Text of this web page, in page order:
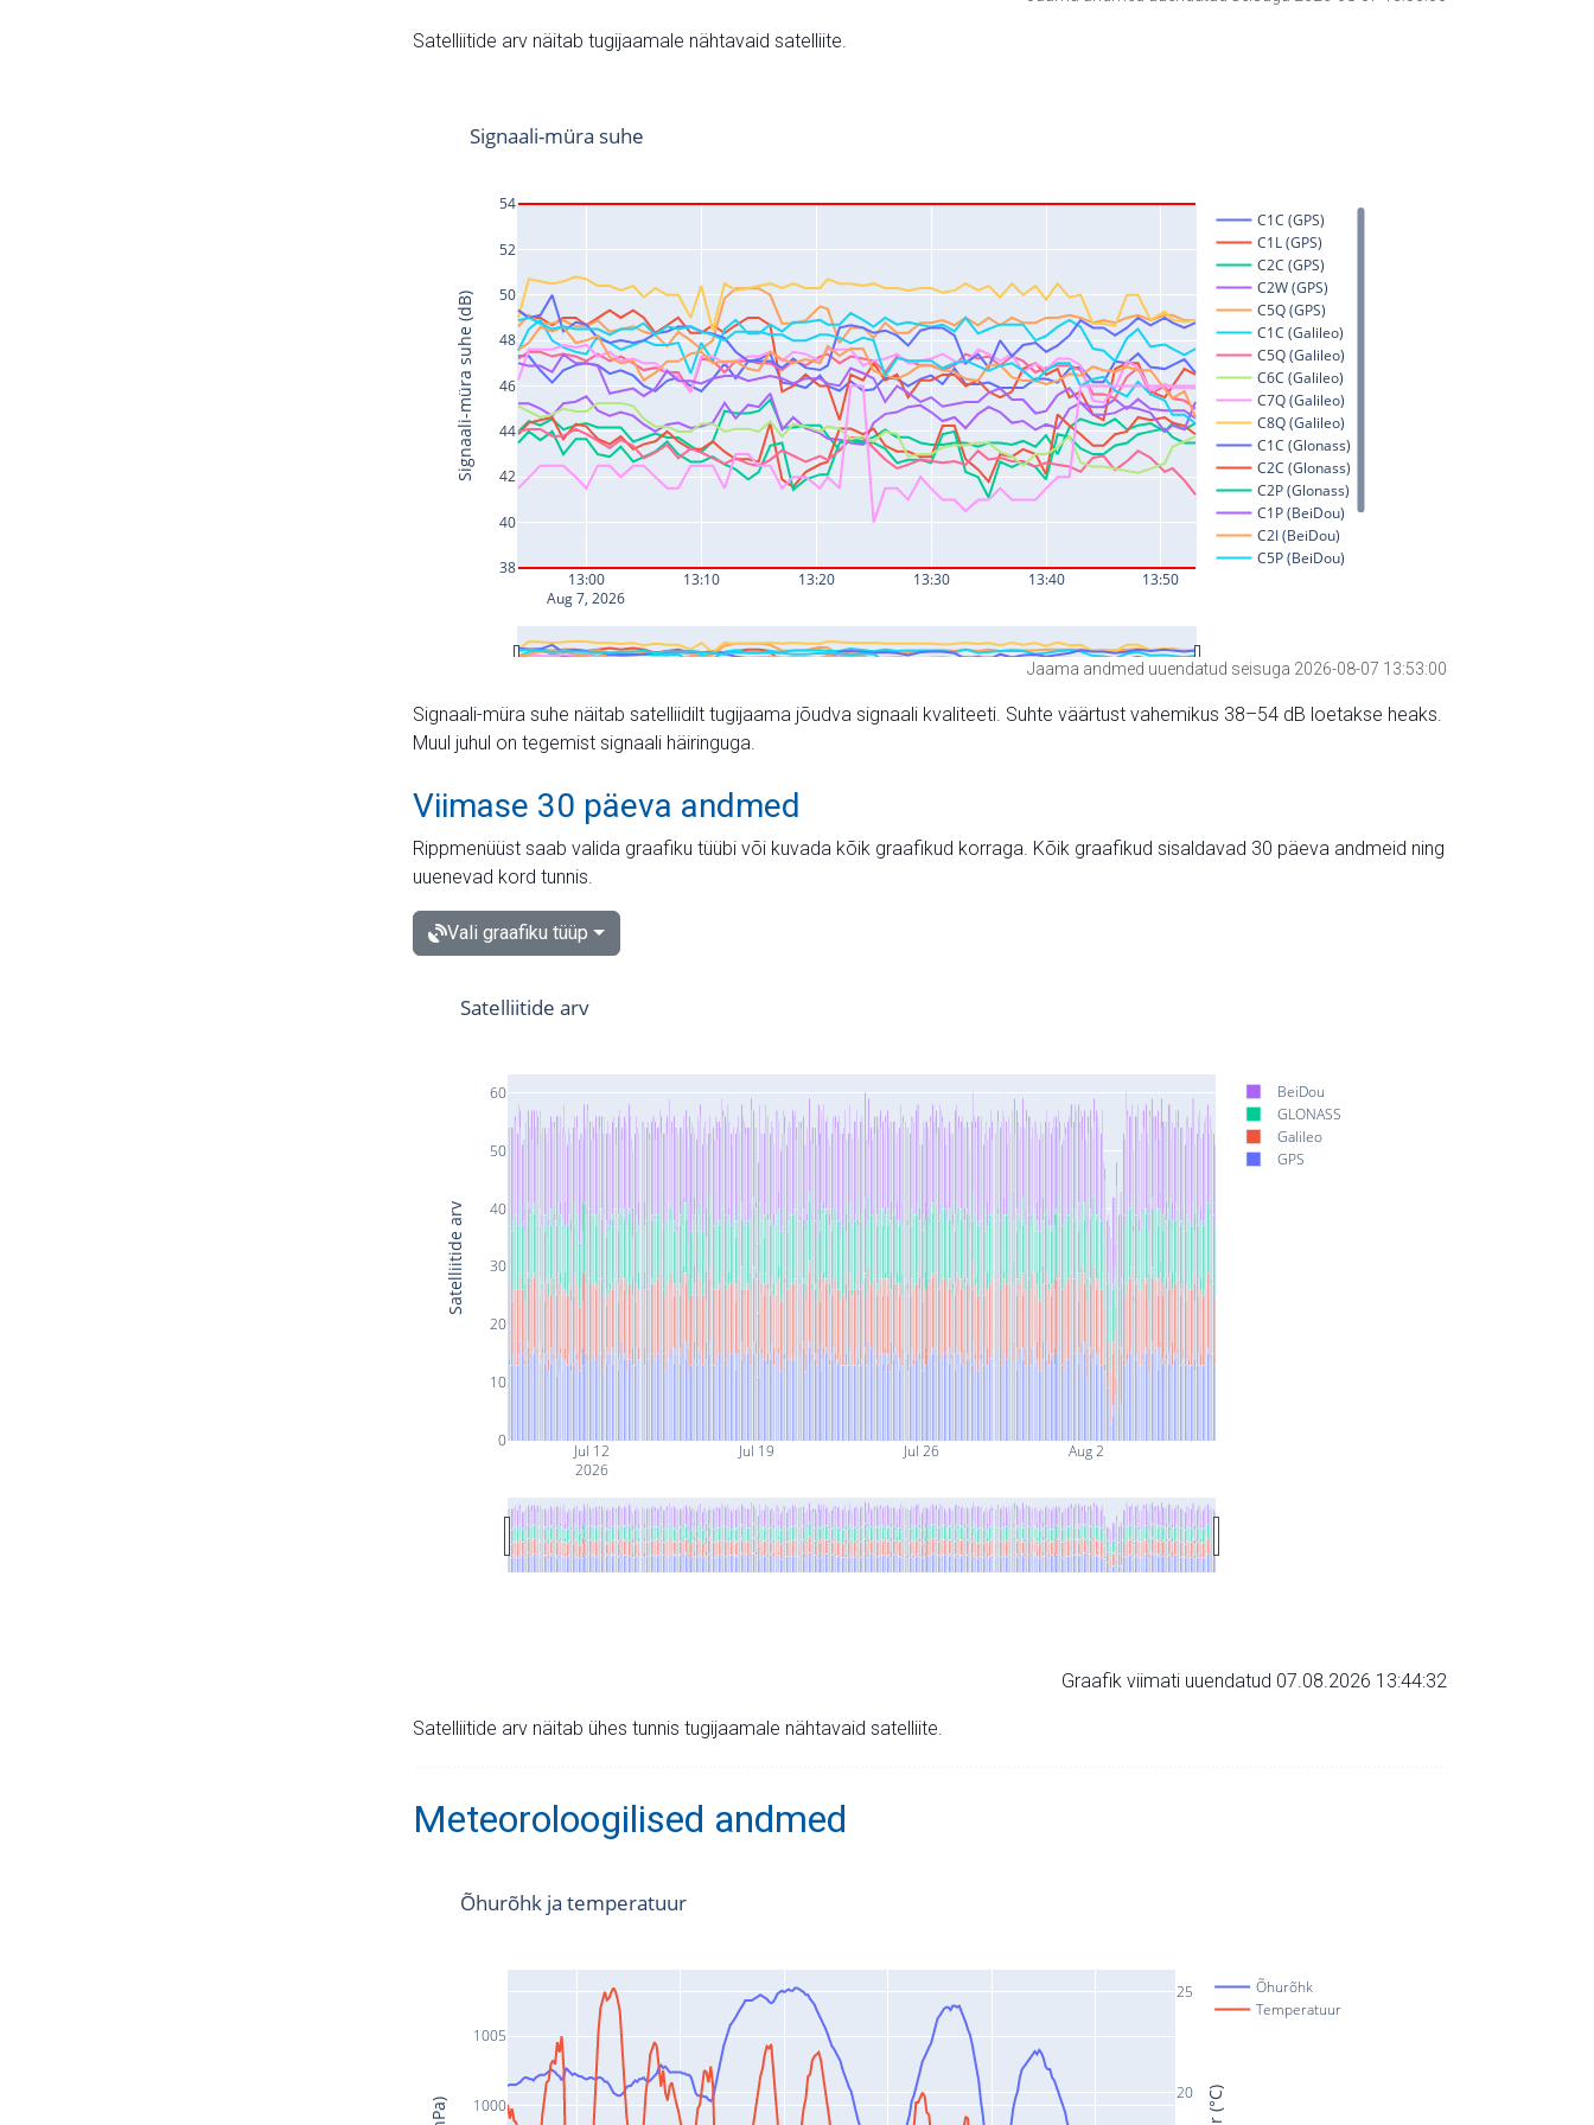
Satelliitide arv näitab tugijaamale nähtavaid satelliite.
Jaama andmed uuendatud seisuga 2026-08-07 13:53:00
Signaali-müra suhe näitab satelliidilt tugijaama jõudva signaali kvaliteeti. Suhte väärtust vahemikus 38–54 dB loetakse heaks.
Muul juhul on tegemist signaali häiringuga.
Viimase 30 päeva andmed
Rippmenüüst saab valida graafiku tüübi või kuvada kõik graafikud korraga. Kõik graafikud sisaldavad 30 päeva andmeid ning
uuenevad kord tunnis.
Vali graafiku tüüp
Jul 12
2026
Jul 19 Jul 26 Aug 2
0
10
20
30
40
50
60
BeiDou
GLONASS
Galileo
GPS
Satelliitide arv
Satelliitide arv
Graafik viimati uuendatud 07.08.2026 13:44:32
Satelliitide arv näitab ühes tunnis tugijaamale nähtavaid satelliite.
Meteoroloogilised andmed
1000
1005
20
25
Õhurõhk
Temperatuur
Õhurõhk ja temperatuur